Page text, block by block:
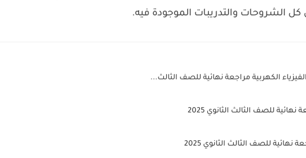
الشروحات والتدريبات الموجودة فيه.
الكهربية مراجعة نهائية للصف الثالث...
للصف الثالث الثانوي 2025
نهائية للصف الثالث الثانوي 2025